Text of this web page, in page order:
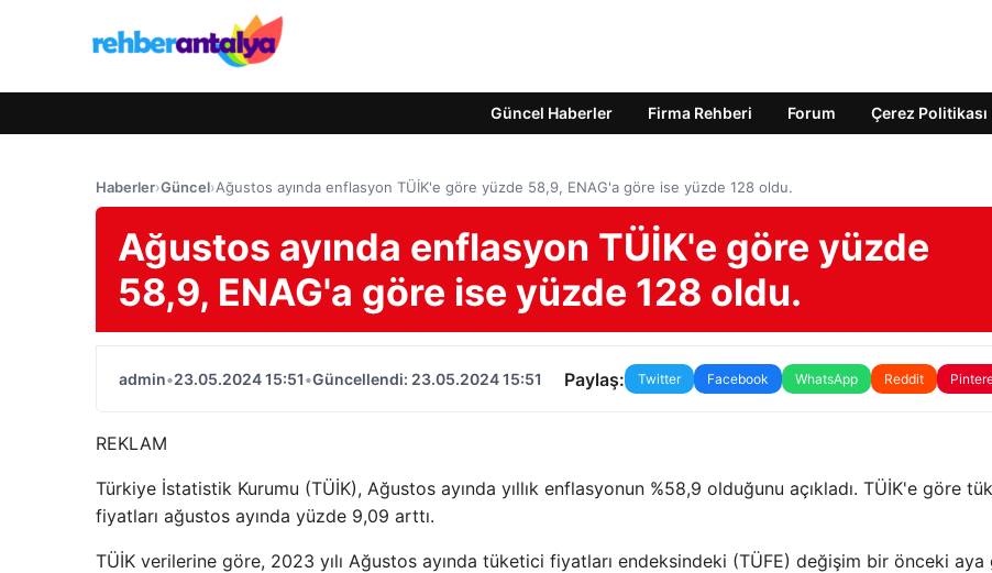
Güncel Haberler Firma Rehberi Forum Çerez Politikası
Haberler›Güncel›Ağustos ayında enflasyon TÜİK'e göre yüzde 58,9, ENAG'a göre ise yüzde 128 oldu.
Ağustos ayında enflasyon TÜİK'e göre yüzde
58,9, ENAG'a göre ise yüzde 128 oldu.
admin•23.05.2024 15:51•Güncellendi: 23.05.2024 15:51 Paylaş: Twitter Facebook WhatsApp Reddit
REKLAM
Türkiye İstatistik Kurumu (TÜİK), Ağustos ayında yıllık enflasyonun %58,9 olduğunu açıkladı. TÜİK'e göre
fiyatları ağustos ayında yüzde 9,09 arttı.
TÜİK verilerine göre, 2023 yılı Ağustos ayında tüketici fiyatları endeksindeki (TÜFE) değişim bir önceki aya